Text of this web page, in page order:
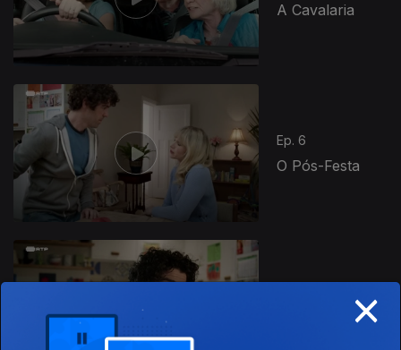
A Cavalaria
Ep. 6
O Pós-Festa
880332
×